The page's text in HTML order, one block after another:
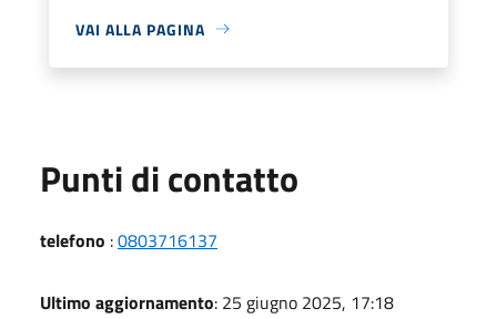
VAI ALLA PAGINA
Punti di contatto
telefono :0803716137
Ultimo aggiornamento: 25 giugno 2025, 17:18